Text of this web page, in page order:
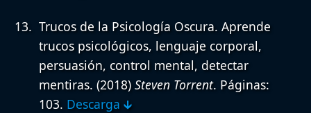
Trucos de la Psicología Oscura. Aprende
trucos psicológicos, lenguaje corporal,
persuasión, control mental, detectar
mentiras. (2018) Steven Torrent. Páginas:
103. Descarga 🡳